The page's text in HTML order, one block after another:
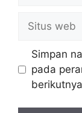
web
Simpan
pada